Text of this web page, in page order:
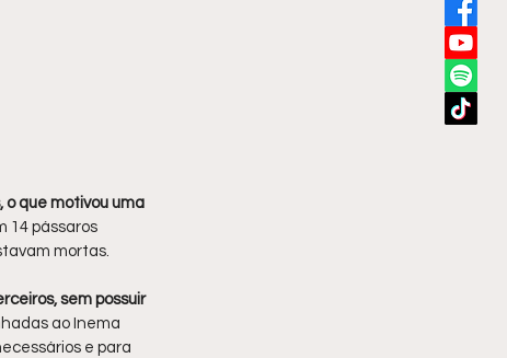
o que motivou uma
14 pássaros
mortas.
sem possuir
ao Inema
e para